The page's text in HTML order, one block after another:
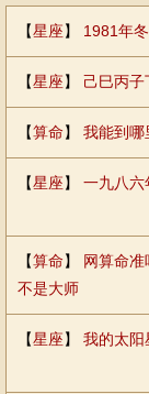
【星座】 1981年
【星座】 己巳丙子
【算命】 我能到哪
【星座】 一九八六
【算命】 网算命
不是大师
【星座】 我的太阳